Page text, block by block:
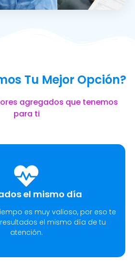
Tu Mejor Opción?
agregados que tenemos
para ti
el mismo día
es muy valioso, por eso te
el mismo día de tu
atención.